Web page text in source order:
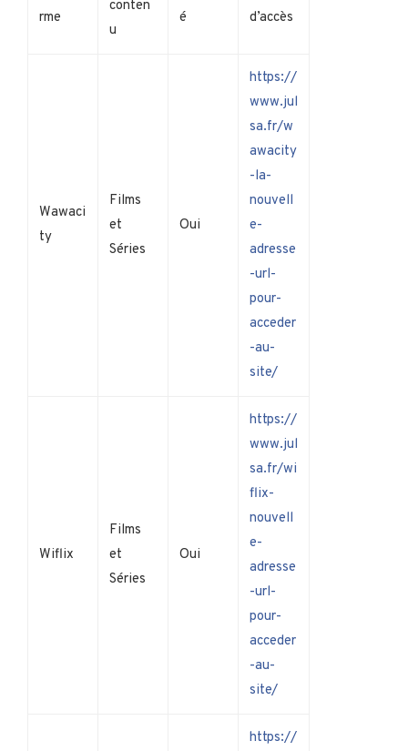
rme
conten
u
é
d’accès
Wawaci
ty
Films
et
Séries
Oui
https://
www.jul
sa.fr/w
awacity
-la-
nouvell
e-
adresse
-url-
pour-
acceder
-au-
site/
Wiflix
Films
et
Séries
Oui
https://
www.jul
sa.fr/wi
flix-
nouvell
e-
adresse
-url-
pour-
acceder
-au-
site/
https://